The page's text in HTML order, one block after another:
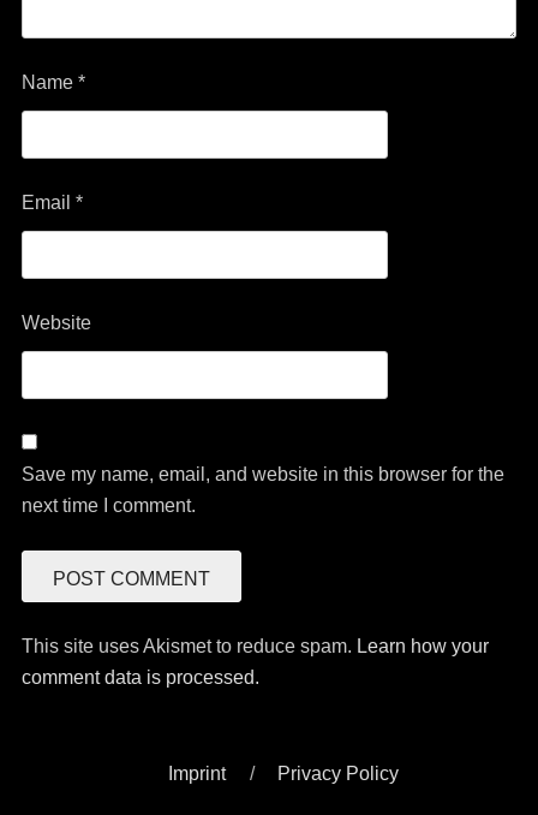
Name *
Email *
Website
Save my name, email, and website in this browser for the
next time I comment.
This site uses Akismet to reduce spam. Learn how your
comment data is processed.
Imprint Privacy Policy